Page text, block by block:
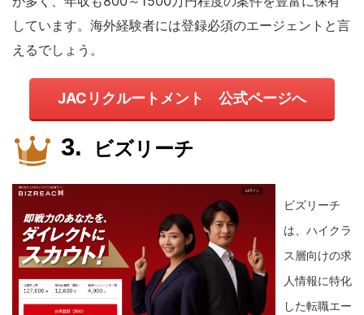
しています。海外経験者には登録必須のエージェントと言
えるでしょう。
JACリクルートメント 公式ページへ
ビズリーチ
ビズリーチ
は、ハイクラ
ス層向けの求
人情報に特化
した転職エー